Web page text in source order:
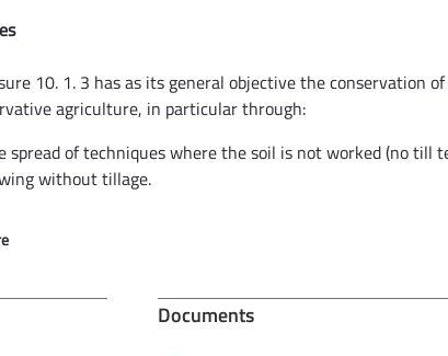
10. 1. 3 has as its general objective the conservation
agriculture, in particular through:
spread of techniques where the soil is not worked (no till
without tillage.
Documents